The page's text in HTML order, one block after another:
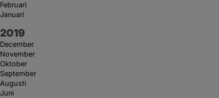
Februari
Januari
År:
2019
December
November
Oktober
September
Augusti
Juni